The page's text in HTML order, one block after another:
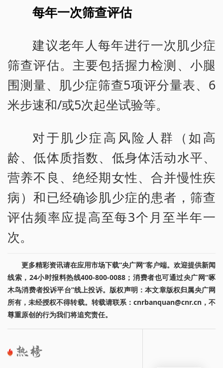
每年一次筛查评估
建议老年人每年进行一次肌少症
筛查评估。主要包括握力检测、小腿
围测量、肌少症筛查5项评分量表、6
米步速和/或5次起坐试验等。
对于肌少症高风险人群（如高
龄、低体质指数、低身体活动水平、
营养不良、绝经期女性、合并慢性疾
病）和已经确诊肌少症的患者，筛查
评估频率应提高至每3个月至半年一
次。
更多精彩资讯请在应用市场下载“央广网”客户端。欢迎提供新闻
线索，24小时报料热线400-800-0088；消费者也可通过央广网“啄
木鸟消费者投诉平台”线上投诉。版权声明：本文章版权归属央广网
所有，未经授权不得转载。转载请联系：cnrbanquan@cnr.cn，不
尊重原创的行为我们将追究责任。